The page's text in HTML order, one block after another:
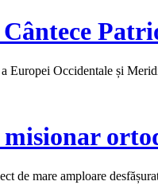
Occidentale și
de mare amploare